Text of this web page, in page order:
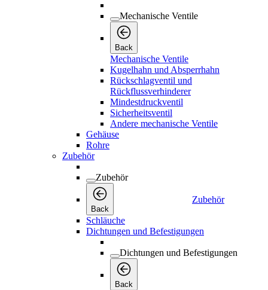
Mechanische Ventile
Back
Mechanische Ventile
Kugelhahn und Absperrhahn
Rückschlagventil und
Rückflussverhinderer
Mindestdruckventil
Sicherheitsventil
Andere mechanische Ventile
Gehäuse
Rohre
Zubehör
Zubehör
Back
Zubehör
Schläuche
Dichtungen und Befestigungen
Dichtungen und Befestigungen
Back